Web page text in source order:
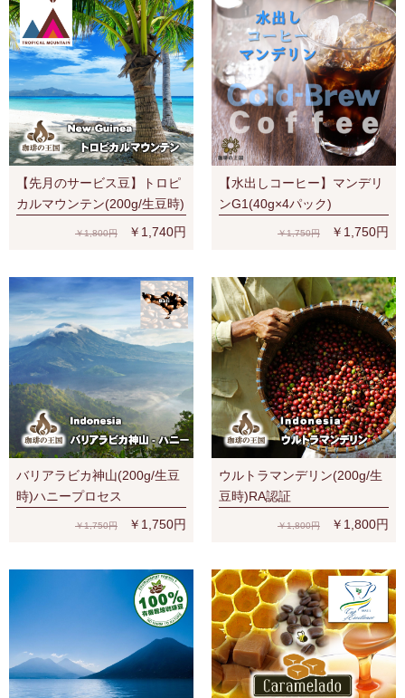
【先月のサービス豆】トロピ
カルマウンテン(200g/生豆時)
￥1,800円 ￥1,740円
【水出しコーヒー】マンデリ
ンG1(40g×4パック)
￥1,750円 ￥1,750円
バリアラビカ神山(200g/生豆
時)ハニープロセス
￥1,750円 ￥1,750円
ウルトラマンデリン(200g/生
豆時)RA認証
￥1,800円 ￥1,800円